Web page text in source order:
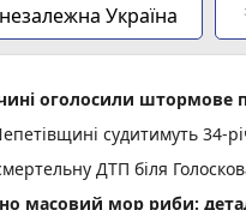
Україна
оголосили штормове
судитимуть 34-
ДТП біля
масовий мор риби: